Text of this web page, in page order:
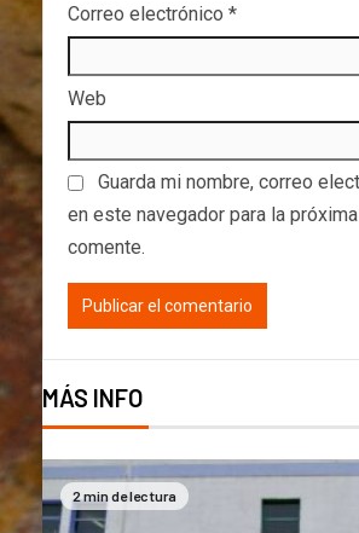
Correo electrónico *
Web
Guarda mi nombre, correo
en este navegador para la
comente.
MÁS INFO
2 min de lectura